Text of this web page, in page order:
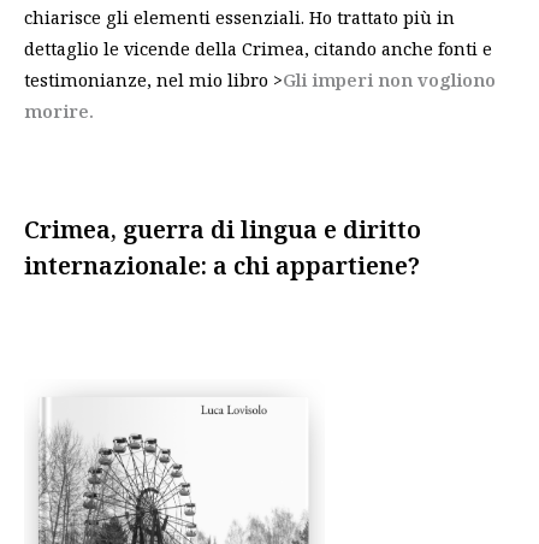
chiarisce gli elementi essenziali. Ho trattato più in
dettaglio le vicende della Crimea, citando anche fonti e
testimonianze, nel mio libro >Gli imperi non vogliono
morire.
Crimea, guerra di lingua e diritto
internazionale: a chi appartiene?